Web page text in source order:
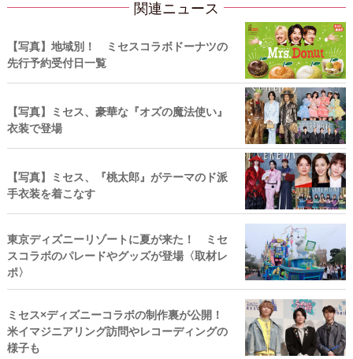
関連ニュース
【写真】地域別！ ミセスコラボドーナツの
先行予約受付日一覧
【写真】ミセス、豪華な『オズの魔法使い』
衣装で登場
【写真】ミセス、『桃太郎』がテーマのド派
手衣装を着こなす
東京ディズニーリゾートに夏が来た！ ミセ
スコラボのパレードやグッズが登場〈取材レ
ポ〉
ミセス×ディズニーコラボの制作裏が公開！
米イマジニアリング訪問やレコーディングの
様子も